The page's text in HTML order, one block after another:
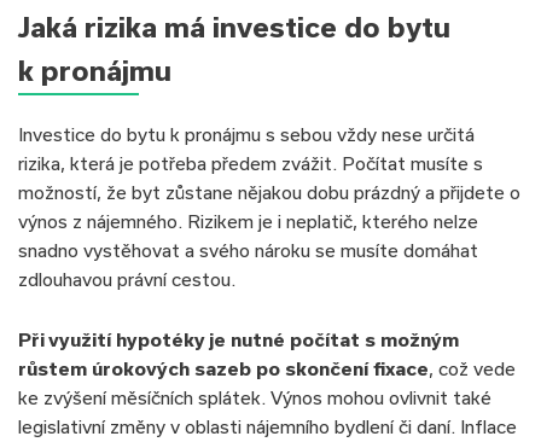
Jaká rizika má investice do bytu
k pronájmu
Investice do bytu k pronájmu s sebou vždy nese určitá
rizika, která je potřeba předem zvážit. Počítat musíte s
možností, že byt zůstane nějakou dobu prázdný a přijdete o
výnos z nájemného. Rizikem je i neplatič, kterého nelze
snadno vystěhovat a svého nároku se musíte domáhat
zdlouhavou právní cestou.
Při využití hypotéky je nutné počítat s možným
růstem úrokových sazeb po skončení fixace, což vede
ke zvýšení měsíčních splátek. Výnos mohou ovlivnit také
legislativní změny v oblasti nájemního bydlení či daní. Inflace